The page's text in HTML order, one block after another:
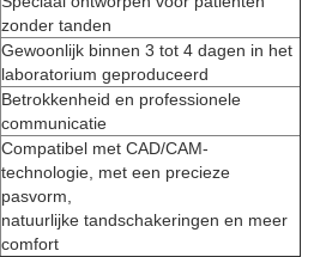
zonder tanden
Gewoonlijk binnen 3 tot 4 dagen in het
laboratorium geproduceerd
Betrokkenheid en professionele
communicatie
Compatibel met CAD/CAM-
technologie, met een precieze
pasvorm,
natuurlijke tandschakeringen en meer
comfort